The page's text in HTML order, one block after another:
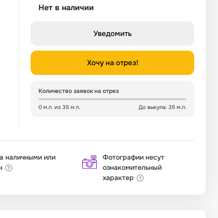
Нет в наличии
Уведомить
Хочу на отрез!
Количество заявок на отрез
0 м.п. из 35 м.п. До выкупа: 35 м.п.
наличными или
Фотографии несут
ознакомительный
характер